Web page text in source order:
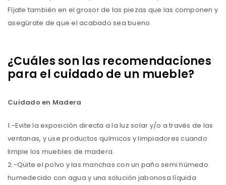
Fíjate también en el grosor de las piezas que las componen y
asegúrate de que el acabado sea bueno.
¿Cuáles son las recomendaciones
para el cuidado de un mueble?
Cuidado en Madera
1.-Evite la exposición directa a la luz solar y/o a través de las
ventanas, y use productos químicos y limpiadores cuando
limpie los muebles de madera.
2.-Quite el polvo y las manchas con un paño semi húmedo
humedecido con agua y una solución jabonosa líquida